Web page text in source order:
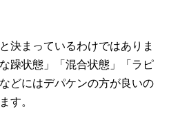
決まっているわけではありま
躁状態」「混合状態」「ラピ
どにはデパケンの方が良いの
す。